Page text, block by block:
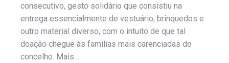
consecutivo, gesto solidário que consistiu na
entrega essencialmente de vestuário, brinquedos e
outro material diverso, com o intuito de que tal
doação chegue às famílias mais carenciadas do
concelho. Mais…